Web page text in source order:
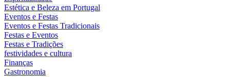
Estética e Beleza em Portugal
Eventos e Festas
Eventos e Festas Tradicionais
Festas e Eventos
Festas e Tradições
festividades e cultura
Finanças
Gastronomia